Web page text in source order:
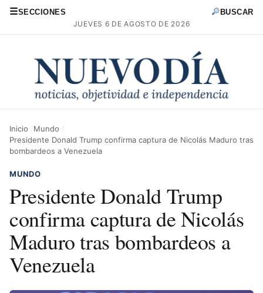
☰SECCIONES
JUEVES 6 DE AGOSTO DE 2026
BUSCAR
Inicio
Mundo
Presidente Donald Trump confirma captura de Nicolás Maduro tras
bombardeos a Venezuela
MUNDO
Presidente Donald Trump
confirma captura de Nicolás
Maduro tras bombardeos a
Venezuela